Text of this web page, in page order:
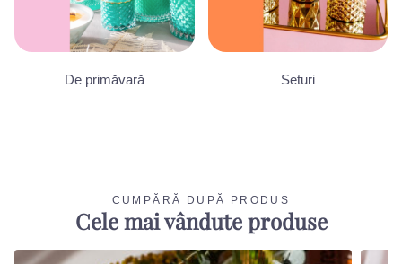
De primăvară Seturi
CUMPĂRĂ DUPĂ PRODUS
Cele mai vândute produse